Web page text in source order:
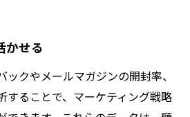
かせる
クやメールマガジンの開封率、
することで、マーケティング戦略